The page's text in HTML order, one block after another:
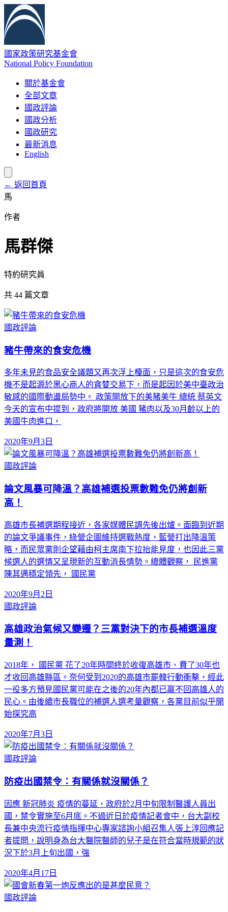
國家政策研究基金會
National Policy Foundation
關於基金會
全部文章
國政評論
國政分析
國政研究
最新消息
English
← 返回首頁
馬
作者
馬群傑
特約研究員
共 44 篇文章
國政評論
豬牛帶來的食安危機
多年未見的食品安全議題又再次浮上檯面，只是這次的食安危
機不是起源於黑心商人的貪婪交易下，而是起因於美中臺政治
敏感的國際動盪局勢中。 政策開放下的美豬美牛 總統 蔡英文
今天的宣布中提到，政府將開放 美國 豬肉以及30月齡以上的
美國牛肉進口，
2020年9月3日
國政評論
論文風暴可降溫？高雄補選投票數難免仍將創新
高！
高雄市長補選期程接近，各家媒體民調先後出爐。面臨到近期
的論文爭議事件，綠營企圖維持選戰熱度，藍營打出降溫策
略，而民眾黨則企望藉由柯主席南下拉抬能見度，也因此三黨
候選人的選情又呈現新的互動消長情勢。總體觀察， 民進黨
陳其邁穩定領先， 國民黨
2020年9月2日
國政評論
高雄政治氣候又變遷？三黨對決下的市長補選溫度
量測！
2018年， 國民黨 花了20年時間終於收復高雄市、費了30年也
才收回高雄縣區。奈何受到2020的高雄市罷韓行動衝擊，經此
一役多方預見國民黨可能在之後的20年內都已贏不回高雄人的
民心。由後續市長職位的補選人選考量觀察，各黨目前似乎開
始探究高
2020年7月3日
國政評論
防疫出國禁令：有關係就沒關係？
因應 新冠肺炎 疫情的蔓延，政府於2月中旬限制醫護人員出
國，禁令實施至6月底。不過近日於疫情記者會中，台大副校
長兼中央流行疫情指揮中心專家諮詢小組召集人張上淳回應記
者提問，說明身為台大醫院醫師的兒子是在符合當時規範的狀
況下於3月上旬出國，強
2020年4月17日
國政評論